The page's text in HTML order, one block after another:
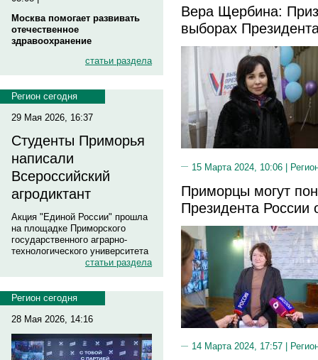
Москва помогает развивать
отечественное
здравоохранение
статьи раздела
Регион сегодня
29 Мая 2026, 16:37
Студенты Приморья
написали
Всероссийский
агродиктант
Акция "Единой России" прошла
на площадке Приморского
государственного аграрно-
технологического университета
статьи раздела
Регион сегодня
28 Мая 2026, 14:16
Вера Щербина:
выборах
15 Марта 2024, 10:06 |
Приморцы могут
Президента России
14 Марта 2024, 17:57 |